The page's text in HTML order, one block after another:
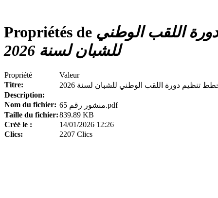
Propriétés de
للشبان لسنة 2026
Propriété
Valeur
Titre:
Description:
Nom du fichier:
منشور رقم 65.pdf
Taille du fichier:839.89 KB
Créé le :
14/01/2026 12:26
Clics:
2207 Clics